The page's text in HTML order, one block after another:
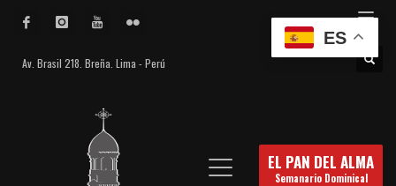
Av. Brasil 218. Breña. Lima - Perú
EL PAN DEL ALMA
Semanario Dominical
ES